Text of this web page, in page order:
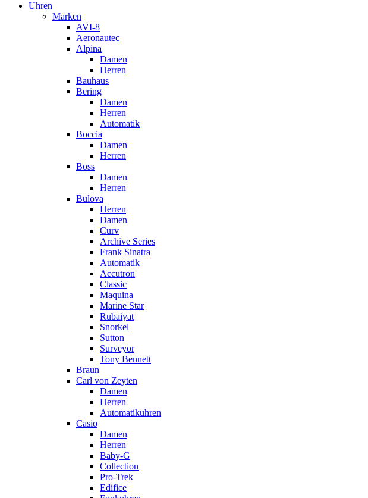
Uhren
Marken
AVI-8
Aeronautec
Alpina
Damen
Herren
Bauhaus
Bering
Damen
Herren
Automatik
Boccia
Damen
Herren
Boss
Damen
Herren
Bulova
Herren
Damen
Curv
Archive Series
Frank Sinatra
Automatik
Accutron
Classic
Maquina
Marine Star
Rubaiyat
Snorkel
Sutton
Surveyor
Tony Bennett
Braun
Carl von Zeyten
Damen
Herren
Automatikuhren
Casio
Damen
Herren
Baby-G
Collection
Pro-Trek
Edifice